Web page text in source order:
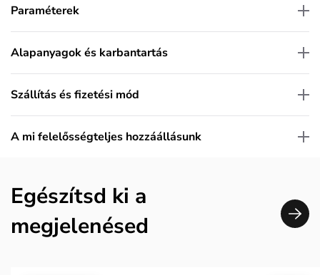
Paraméterek
Alapanyagok és karbantartás
Szállítás és fizetési mód
A mi felelősségteljes hozzáállásunk
Egészítsd ki a
megjelenésed